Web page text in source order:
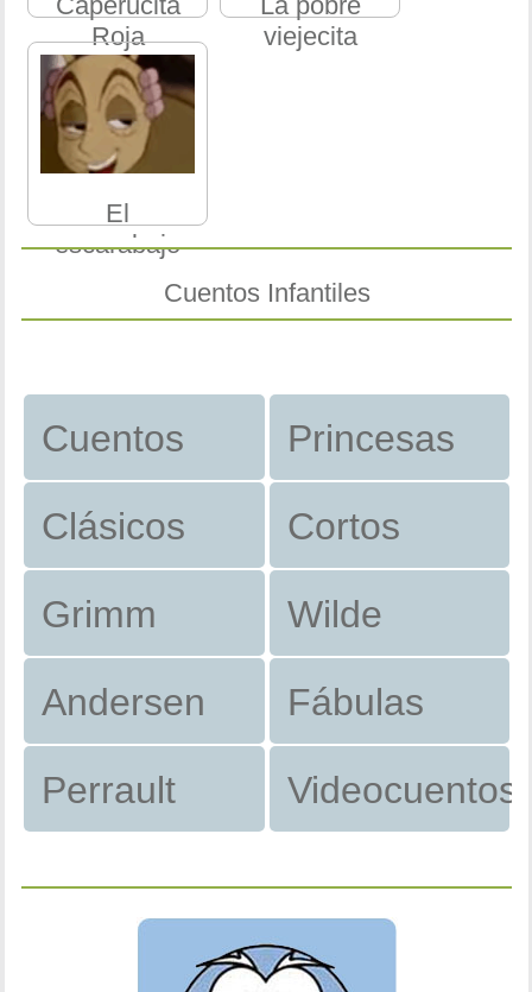
Roja
viejecita
El
escarabajo
Cuentos Infantiles
Cuentos
Clásicos
Grimm
Andersen
Perrault
Princesas
Cortos
Wilde
Fábulas
Videocuentos